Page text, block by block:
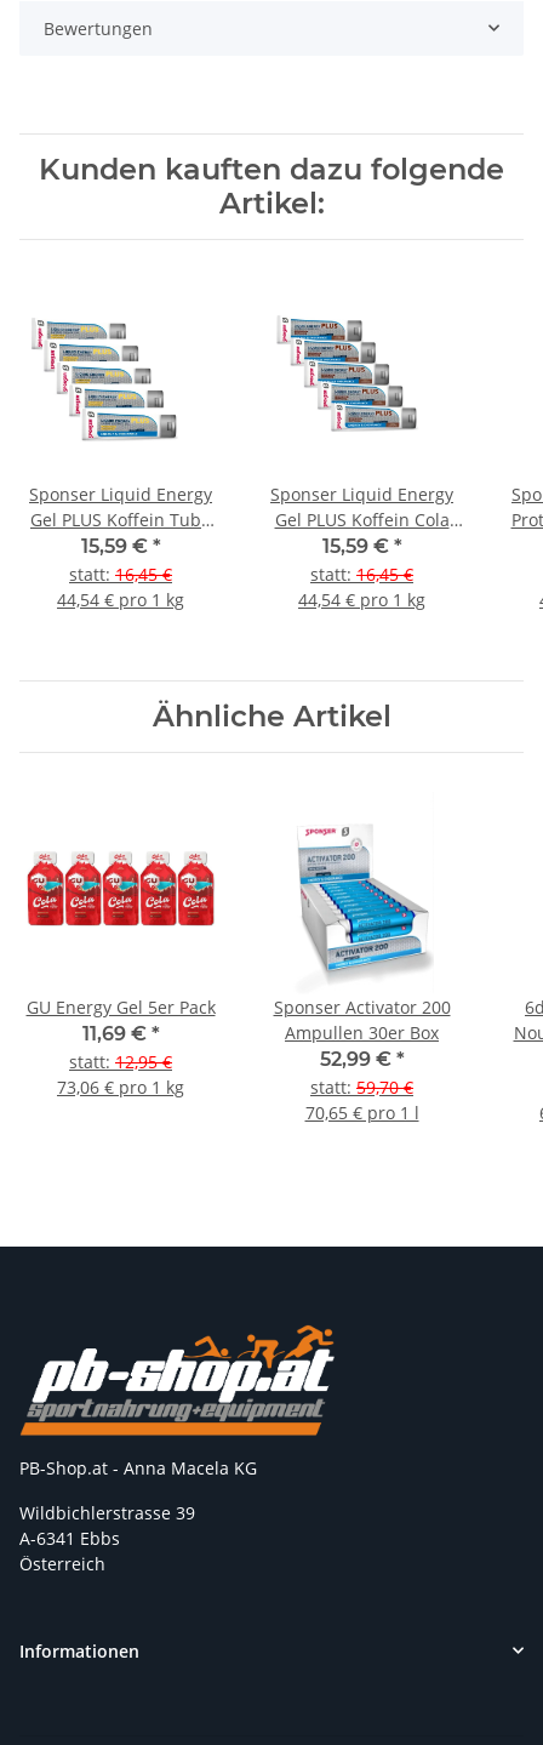
Bewertungen
Kunden kauften dazu folgende
Artikel:
Sponser Liquid Energy
Gel PLUS Koffein Tube
5er Pack
15,59 € *
statt: 16,45 €
44,54 € pro 1 kg
Sponser Liquid Energy
Gel PLUS Koffein Cola
Lemon Tube 5er Pack
15,59 € *
statt: 16,45 €
44,54 € pro 1 kg
Ähnliche Artikel
GU Energy Gel 5er Pack
11,69 € *
statt: 12,95 €
73,06 € pro 1 kg
Sponser Activator 200
Ampullen 30er Box
52,99 € *
statt: 59,70 €
70,65 € pro 1 l
PB-Shop.at - Anna Macela KG
Wildbichlerstrasse 39
A-6341 Ebbs
Österreich
Informationen